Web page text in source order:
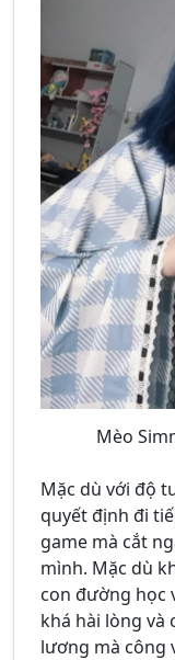
Mèo
Mặc dù với độ
quyết định đi
game mà cắt
mình. Mặc dù
con đường học
khá hài lòng và
lương mà công